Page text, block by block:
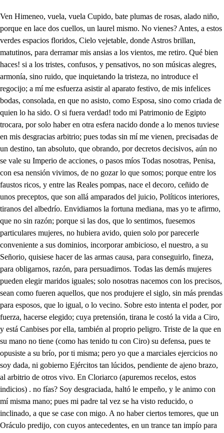
Ven Himeneo, vuela, vuela Cupido, bate plumas de rosas, alado niño, porque en lace dos cuellos, un laurel mismo. No vienes? Antes, a estos verdes espacios floridos, Cielo vejetable, donde Astros brillan, matutinos, para derramar mis ansias a los vientos, me retiro. Qué bien haces! si a los tristes, confusos, y pensativos, no son músicas alegres, armonía, sino ruido, que inquietando la tristeza, no introduce el regocijo; a mí me esfuerza asistir al aparato festivo, de mis infelices bodas, consolada, en que no asisto, como Esposa, sino como criada de quien lo ha sido. O si fuera verdad! todo mi Patrimonio de Egipto trocara, por solo haber en otra esfera nacido donde a lo menos tuviese en mis desgracias arbitrio; pues todas sin mí me vienen, precisadas de un destino, tan absoluto, que obrando, por decretos decisivos, aún no se vale su Imperio de acciones, o pasos míos Todas nosotras, Penisa, con esa nensión vivimos, de no gozar lo que somos; porque entre los faustos ricos, y entre las Reales pompas, nace el decoro, ceñido de unos preceptos, que son allá amparados del juicio, Políticos interiores, tiranos del albedrío. Envidiamos la fortuna mediana, mas yo te afirmo, que no sin razón; porque si las dos, que lo sentimos, fuesemos particulares mujeres, no hubiera avido, quien solo por parecerle conveniente a sus dominios, incorporar ambicioso, el nuestro, a su Señorio, quisiese hacer de las armas causa, para conseguirlo, fineza, para obligarnos, razón, para persuadirnos. Todas las demás mujeres pueden elegir maridos iguales; solo nosotras nacemos con los precisos, sean como fueren aquellos, que nos produjere el siglo, sin más prendas para esposos, que lo igual, o lo vecino. Sobre esto intenta el poder, por fuerza, hacerse elegido; cuya pretensión, tirana le costó la vida a Ciro, y está Canbises por ella, también al proprio peligro. Triste de la que en su mano no tiene (como has tenido tu con Ciro) su defensa, pues te opusiste a su brío, por ti misma; pero yo que a marciales ejercicios no soy dada, ni gobierno Ejércitos tan lúcidos, pendiente de ajeno brazo, al arbitrio de otros vivo. En Cloriarco (apuremos recelos, estos indicios) . no fías? Soy desgraciada, haltó le empeño, y le animo con mí misma mano; pues mi padre tal vez se ha visto reducido, o inclinado, a que se case con migo. A no haber ciertos temores, que un Oráculo predijo, con cuyos antecedentes, en un trance tan impío para mí, me he visto tal, que casi se la he ofrecido, a precio de defenderla. Sin duda será el cariño que le debes, consejero; que te induzca a ese partido. No sé, porque yo entretantas penas, tiempo no he tenido de examinar mis afectos. ni saber por qué me inclino; solo sé, que en tan extraño, tan riguroso conflicto, no digo yo a Cloriarco, (con quien jamás he tenido resuelto entre mí el deseo a inclinación, o a desvío) diera una infelice mano; mas quien de un agudo silo, rehusa afirla, si amaga su vida tal precipicio? Y así quiero saplicarte, que pues él tiene contigo acepción, desde que fue de tu alianza Ministro, le esfuerces a defenderme de esta opresión, que resisto, de esta violencia, que temo, dando a entender, que dedico para su laurel mi mano, en premio de este servicio. Oh fortuna! yo me ofrezco? yo con migo mesma obligo? cuando en más dichosos tiempos, hubiera muchos rendidos, que de obligarme tuvieran por dicha solo el permiso? mas qué he de hacer? mejor es, en extremos tan distintos, hacer dichoso a un vasallo, que triunfante a un enemigo. . Buen encargo, Cielos, hace Penisa a mis desvaríos, tan locos, que de ellos, yo me a fusto, o me escandalizo. Yo, que del Amor esemra fábula del tiempo he sido, dando por mi mano muerte a un Monarca tan invicto, no porque me quiso, como el vulgo ignorante ha dicho. sino solo por el modo soberbio, con que me quiso. Traté en Seithia a Cloriarco, y en las pláticas de amigo, e interesado en mis armas, se me fue haciendo bien quisto su deseo, de mis glorias, con mi arrogante capricho, que quien se entra por el genio; qué derecho va al cariño, si hacia el corazón humano, es el más breve camino? Fui reparando lo airoso, lo cortés, y lo entendido, sin que entonces lo mirado, se pasase a persuasivo. Verdad es, que conocí en él, no sé que remiso afecto, que entre el respeto, o equivocado, o perdido, la senda de ser pasión no halló, y se quedó incentivo. Las hermosuras supremas, tan hechas siempre al estilo, de adoraciones atentas, en los cortesanos Ritos, ni lo rendido extrañamos, ni lo inclinado advertimos, que aún la costa del reparo no nos tiene por debido. Por esto, no conocí, yo en mí, que el callado, el tibio incendio de Cloriarco, que penetré por los visos, no solo no fue extrañado, sino algo bien recibido; pues luego, que de Fenisa, vi el favor, pudo conmigo lidiar mi capricho vano, del ejemplar, inducido, y echo menos envidiado, lo que expresado no estimo: bien, bien Cloriarco. Nada en Cloriarco, habréis visto, sino un rendimiento, donde en éxtalis suspendido le embelesa el adoraros, aún la acción para serviros. Ni eso he visto, ni lo que no me importa saber, miro. Ser visto, sin ser mirado, sobra a un rendimiento mío. Bien está. Sabed ahora, Qué? Que a tiempo habéis venido, que iba a mandaros llamar. Feliz quien a ocasión vino, que le echáis menos. Ni hubierais a mi memoria ocurrido, (porque ella nunca me acuerda, mas de lo que yo permito,) Si Fenisa, en sus especies, no hubiera poco ha podido con su voz resucitaros. Qué tan muerto en ella habito? Sí. Pues quién me da por muerto supone, que estuve vivo. Se llamará propriamente, presumir, el inferirlo; y así, dejando eso aparte, lo que tengo que deciros, un recado es de Fenisa. En este frondoso sitio, me acaba de dar Canbises otro para vos. Decidlo. Primero, que el vuestro? Sí. Tan grande es la ansia de oírlo? Qué disparate? Ay señora! qué aún no sabéis mis delirios? con qué infeliz sutileza discurro contra mí mismo! Si sé, pues sé, que es deseo de que nada interrumpiros, pueda de Fenisa hermosa, la noticia, y así digo. Tened, que no he de saberla. Canbises me ha prevenido. Yo, tampoco he de escucharla. Fenisa. Nada percibo. Canvises. Qué con Canbises tengo yo? Vuela Cupido. La tropa aquí se encamina. No nos vean: dividirnos es fuerza; y así a esta sala de las burlas me retiro, que está en el Jardín. Pues ved de sus cánceles, y vidrios cuando se ausentan, que es fuerza. Bate plumas de rosas alado niño. Proseguir en mi Embajada. Y yo en el recado mío, que sé con cuanta fineza, será de vos admitido, Porque en lace dos cuellos un laurel mismo. No se cuál es, pero sé, Ya llegan cerca. Pues idos. sin saberlo, aunque me deis mas celos a discurrirlo. Ven Himeneo, vuela, vuela, Cupido, bate plumas de rosa alado niño, porque en lace dos cuellos, un laurel mismo. A enlazar venturosos, a un Cristalino, nudo hermoso de nieve, dos albedríos. (Cúpido. Ven Himeneo, vuela vucla, A que puedas de diestro, ciego, y sin tino, flechar dos corazones, (ño. de un solo tiro, Bate plumas de rosas alado ni- Ven donde lo diverso, borre lo unido, dominando en dos almas, un solo arbitrio, (laurel mismo. Porque en lace dos cuellos un Ya que del furor primero, que en mi pecho ha introducido aquella fatal memoria de mi padre, en que ayeriguo, que en cuanto Tomiris viva, triunfante estará el delito: ya que del furor primero templado, o arrepentido, de vuestro padre las paces, con vuestra mano consigo. El día de desposada, qué hermosura no ha querido, hacer de sus perfecciones, ostentación? Cuál ha sido la que echáis menos en mí, de las mías? No examino, señora, si el desear una, que habéis escondido, de mí, sea echarla menos, que entre tantas, que en vos miro, ninguna puede hacer falta; antes yo, no detérmino, como lucen todas, siendo en grado tan excesivo, que en cualquiera se ahogara la otra, y en tanto abismo de perfecciones, en luces se oscurece lo divino. Dure, o no dure, que bien me está sonando su estilo, un rato de ser Princesa, que tonta es, quien lo ha perdido. Despierto sueño, o me han dado seos de asno, bebedizos, si no he de creer, que es esta la misma Eudosia, que ha sido mi respeto a lo Soldado, y mí trapo a lo jarifo. Como no asiste mi Dama a este nupcial regocijo, es grosería alegrarme, aunque me está dando brincos, (ay ausencia! no consiento) en el alma el estrivillo. Ya en aquellas celosías celajes suyos diviso. La perfección, no que hecho menos, sino que codicio, es la de la voz, en que sois portento peregrino, vartiendo también al viento dulzuras para el oido; esta, que es otra invisible dulce belleza, os suplico, que mostréis el día, que otros aseos púlidos, mas os confunden lo hermoso, cuanto os esmerán lo lindo, ostentando en el adorno, desde la falda a los rizos, el gusto, en lo matizado, el donaire, en lo prendido. Tal vez la voz me divierte; pero mi mayor hechizo es la militar sirena de bronce, el dulce suspiro del Clarín, que suavizando va el Aire, con sus gemidos, De las músicas gustáis Marciales? Sí, y no me admiro, si para tan gran Soldado, la fortuna me previno. otra gracia en el aliento? otro donaire en el brío? ey, que ya no basta un alma para tantos atractivos. Presaspes? Señor, qué mandas? De mi Ejército vecino, ya que en las fiestas nuciales está todo el divertido, los Obues, los Violines, y los Clarines, que al rico aparato de mis mesas, sirven de pomposo ruido, en Góndolas, y Jabeques conducirás por el río a la parte donde besa, estos jardines el nilo, y dónde solo sus ondas, le son murallas de vidrio, en sonatas, y canciones, harás, que a trechos distintos, unos de otros sean ecos, bebiéndose los sonidos. No me va ya pareciendo tan fiero, y tan vengativo, como le pintó la Fama, que en los ecos repetidos, vino abultando en sus hechos, semblantes para el oído: humano es, pues sabe amar. Hermosa me ha parecido Penisa, pero esta Dama que la asiste, es un prodigio; de los ojos, por donde ella prende los demás sentidos. Al son del marcial estruendo, poblaremos los vacios, del aire de consonancias, de cauciones, y de Ritimos yo, y mis Damas